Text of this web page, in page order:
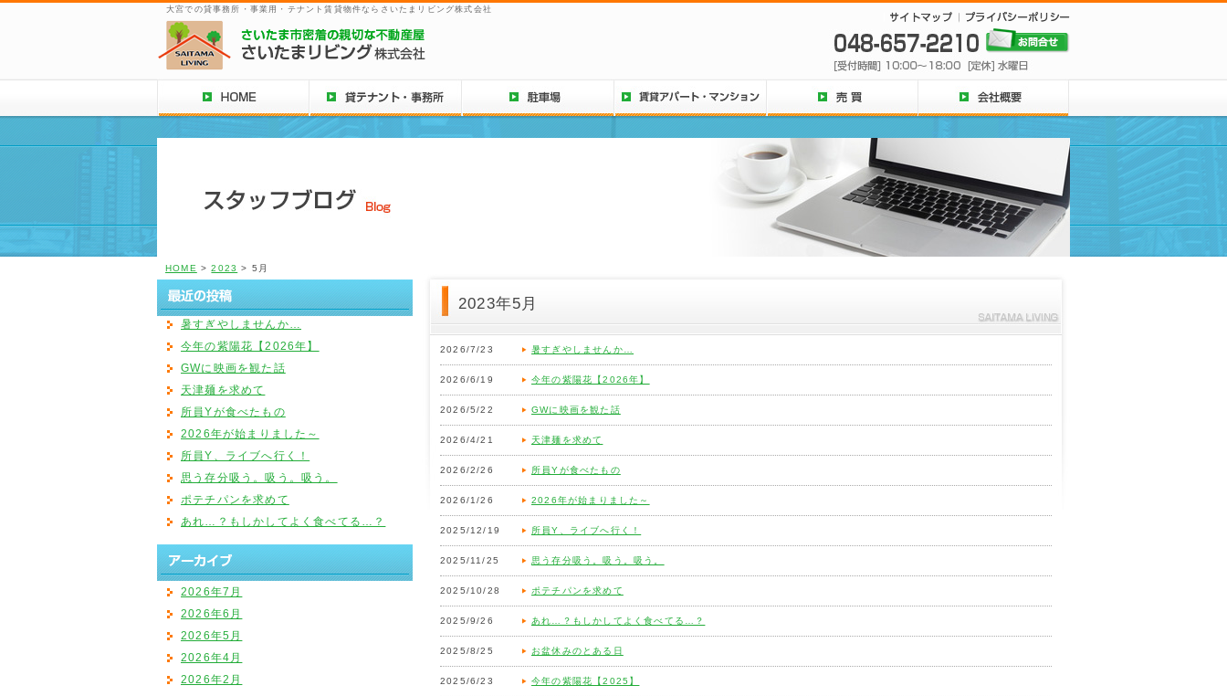
大宮での貸事務所・事業用・テナント賃貸物件ならさいたまリビング株式会社
HOME >2023 > 5月
2023年5月
2026/7/23 暑すぎやしませんか…
2026/6/19 今年の紫陽花【2026年】
2026/5/22 GWに映画を観た話
2026/4/21 天津麺を求めて
2026/2/26 所員Yが食べたもの
2026/1/26 2026年が始まりました～
2025/12/19 所員Y、ライブへ行く！
2025/11/25 思う存分吸う。吸う。吸う。
2025/10/28 ポテチパンを求めて
2025/9/26 あれ…？もしかしてよく食べてる…？
2025/8/25 お盆休みのとある日
2025/6/23 今年の紫陽花【2025】
暑すぎやしませんか…
今年の紫陽花【2026年】
GWに映画を観た話
天津麺を求めて
所員Yが食べたもの
2026年が始まりました～
所員Y、ライブへ行く！
思う存分吸う。吸う。吸う。
ポテチパンを求めて
あれ…？もしかしてよく食べてる…？
2026年7月
2026年6月
2026年5月
2026年4月
2026年2月